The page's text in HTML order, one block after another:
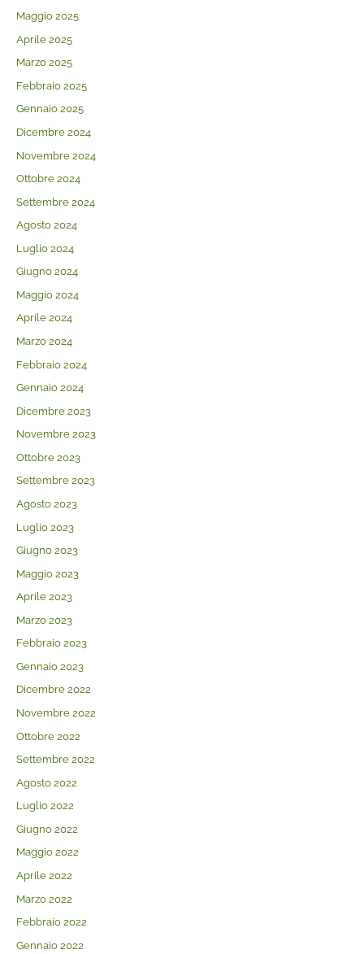
Maggio 2025
Aprile 2025
Marzo 2025
Febbraio 2025
Gennaio 2025
Dicembre 2024
Novembre 2024
Ottobre 2024
Settembre 2024
Agosto 2024
Luglio 2024
Giugno 2024
Maggio 2024
Aprile 2024
Marzo 2024
Febbraio 2024
Gennaio 2024
Dicembre 2023
Novembre 2023
Ottobre 2023
Settembre 2023
Agosto 2023
Luglio 2023
Giugno 2023
Maggio 2023
Aprile 2023
Marzo 2023
Febbraio 2023
Gennaio 2023
Dicembre 2022
Novembre 2022
Ottobre 2022
Settembre 2022
Agosto 2022
Luglio 2022
Giugno 2022
Maggio 2022
Aprile 2022
Marzo 2022
Febbraio 2022
Gennaio 2022